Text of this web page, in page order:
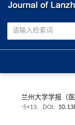
兰州大学学报（医
-5+13.
DOI: